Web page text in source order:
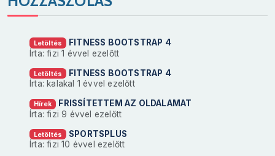
Letöltés
FITNESS BOOTSTRAP 4
Írta: fizi1 évvel ezelőtt
Letöltés
FITNESS BOOTSTRAP 4
Írta: kalakal 1 évvel ezelőtt
Hírek
FRISSÍTETTEM AZ OLDALAMAT
Írta: fizi9 évvel ezelőtt
Letöltés
SPORTSPLUS
Írta: fizi10 évvel ezelőtt